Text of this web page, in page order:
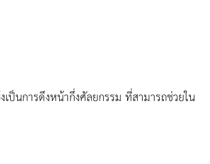
ป็นการดึงหน้ากึ่งศัลยกรรม ที่สามารถช่วยใน